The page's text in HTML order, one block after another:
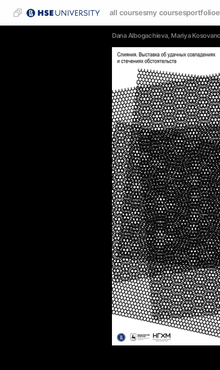
all coursesmy coursesportfolio
Dana Albogachieva, Mariya